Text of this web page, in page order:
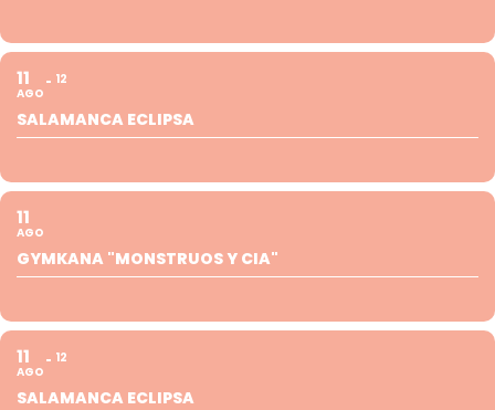
11
AGO
12
SALAMANCA ECLIPSA
11
AGO
GYMKANA "MONSTRUOS Y CIA"
11
AGO
12
SALAMANCA ECLIPSA